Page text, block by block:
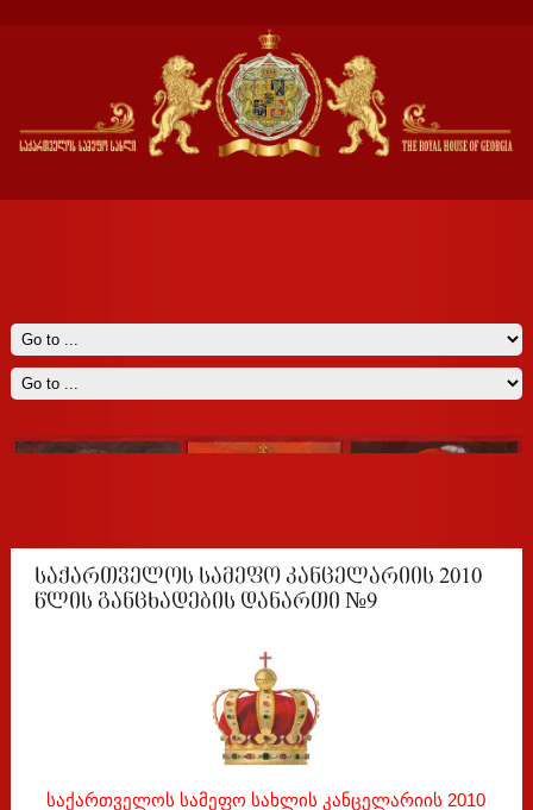
საქართველოს სამეფო კანცელარიის 2010
წლის განცხადების დანართი №9
საქართველოს სამეფო სახლის კანცელარიის 2010